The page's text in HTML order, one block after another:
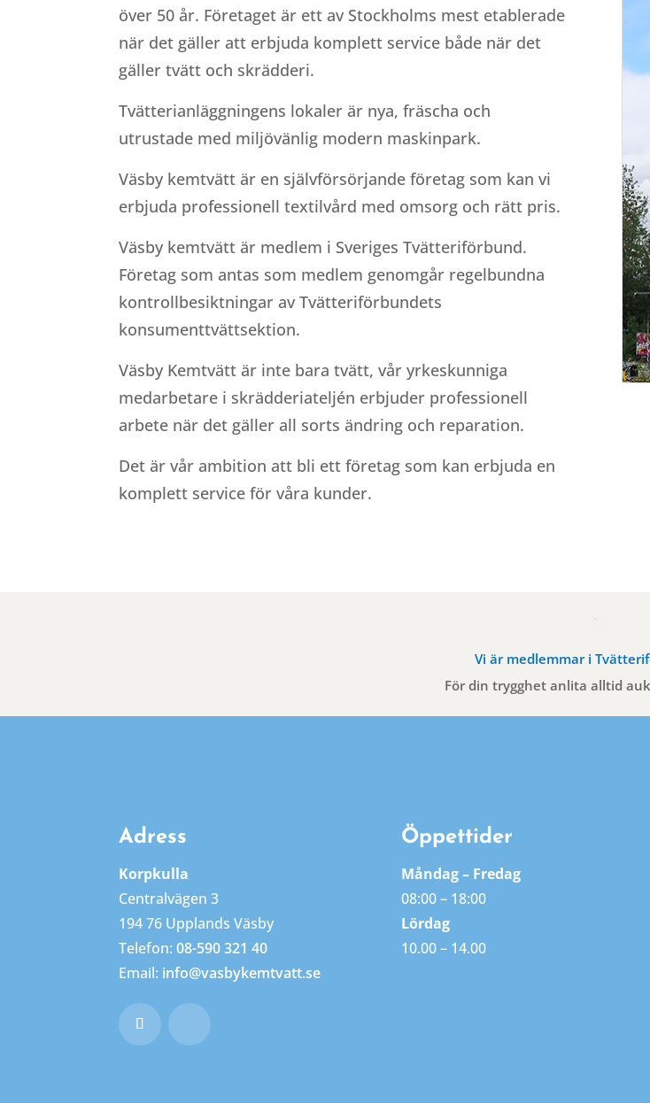
över 50 år. Företaget är ett av Stockholms mest etablerade
när det gäller att erbjuda komplett service både när det
gäller tvätt och skrädderi.
Tvätterianläggningens lokaler är nya, fräscha och
utrustade med miljövänlig modern maskinpark.
Väsby kemtvätt är en självförsörjande företag som kan vi
erbjuda professionell textilvård med omsorg och rätt pris.
Väsby kemtvätt är medlem i Sveriges Tvätteriförbund.
Företag som antas som medlem genomgår regelbundna
kontrollbesiktningar av Tvätteriförbundets
konsumenttvättsektion.
Väsby Kemtvätt är inte bara tvätt, vår yrkeskunniga
medarbetare i skrädderiateljén erbjuder professionell
arbete när det gäller all sorts ändring och reparation.
Det är vår ambition att bli ett företag som kan erbjuda en
komplett service för våra kunder.
Vi är medlemmar i
För din trygghet anlita alltid
Adress
Korpkulla
Centralvägen 3
194 76 Upplands Väsby
Telefon:08-590 321 40
Email: info@vasbykemtvatt.se
Öppettider
Måndag – Fredag
08:00 – 18:00
Lördag
10.00 – 14.00